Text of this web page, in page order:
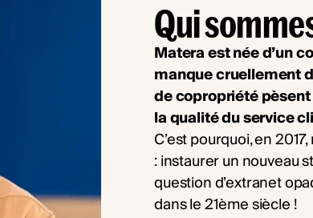
Qui
Matera est née d’un
manque cruellement
de copropriété
la qualité du service
C’est pourquoi, en
: instaurer un nouveau
question d’extranet
dans le 21ème siècle !